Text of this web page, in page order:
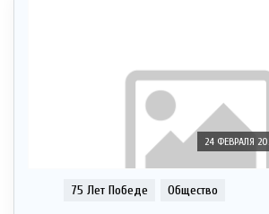
24 ФЕВРАЛЯ
75 Лет Победе Общество